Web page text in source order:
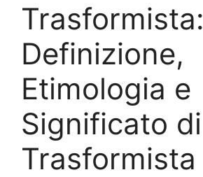
Trasformista:
Definizione,
Etimologia e
Significato di
Trasformista